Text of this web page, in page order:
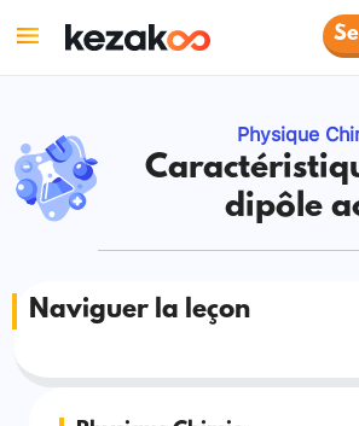
Physique
dipôle
Naviguer la leçon